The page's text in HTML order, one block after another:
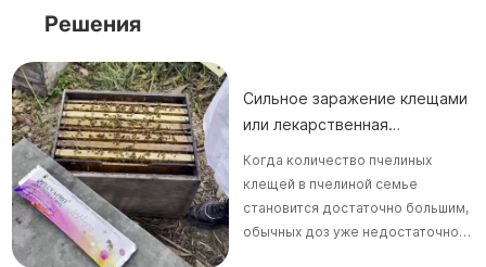
Решения
Сильное заражение клещами
или лекарственная
Когда количество пчелиных
клещей в пчелиной семье
становится достаточно большим,
обычных доз уже недостаточно